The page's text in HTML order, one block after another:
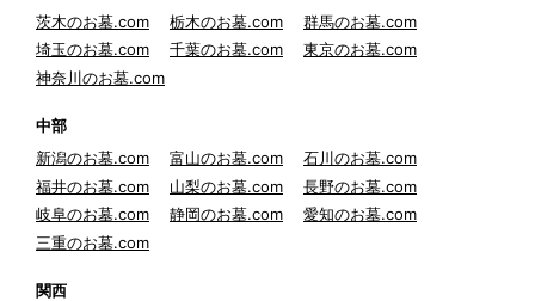
茨木のお墓.com
栃木のお墓.com
群馬のお墓.com
埼玉のお墓.com
千葉のお墓.com
東京のお墓.com
神奈川のお墓.com
中部
新潟のお墓.com
富山のお墓.com
石川のお墓.com
福井のお墓.com
山梨のお墓.com
長野のお墓.com
岐阜のお墓.com
静岡のお墓.com
愛知のお墓.com
三重のお墓.com
関西